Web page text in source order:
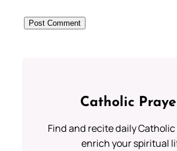
Catholic
Find and recite daily
enrich your spiritual